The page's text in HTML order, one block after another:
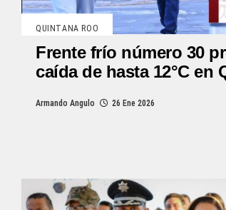
QUINTANA ROO
Frente frío número 30
caída de hasta 12°C en
Armando Angulo 26 Ene 2026